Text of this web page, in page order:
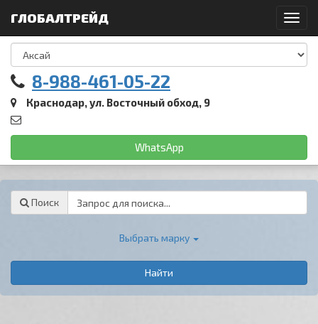
ГЛОБАЛТРЕЙД
8-988-461-05-22
Краснодар, ул. Восточный обход, 9
WhatsApp
Поиск
Выбрать марку
Найти